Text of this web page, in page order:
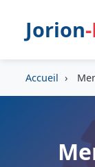
Jorion
Accueil ›